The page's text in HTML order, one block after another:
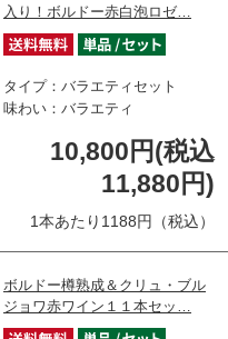
入り！ボルドー赤白泡ロゼ…
タイプ：バラエティセット
味わい：バラエティ
10,800円(税込
11,880円)
1本あたり1188円（税込）
ボルドー樽熟成＆クリュ・ブル
ジョワ赤ワイン１１本セッ…